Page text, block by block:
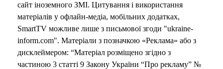
сайт іноземного ЗМІ. Цитування і використання
матеріалів у офлайн-медіа, мобільних додатках,
SmartTV можливе лише з письмової згоди "ukraine-
inform.com". Матеріали з позначкою «Реклама» або з
дисклеймером: “Матеріал розміщено згідно з
частиною 3 статті 9 Закону України “Про рекламу” №